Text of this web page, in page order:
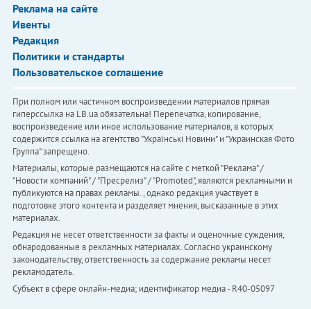
Реклама на сайте
Ивенты
Редакция
Политики и стандарты
Пользовательское соглашение
При полном или частичном воспроизведении материалов прямая
гиперссылка на LB.ua обязательна! Перепечатка, копирование,
воспроизведение или иное использование материалов, в которых
содержится ссылка на агентство "Українськi Новини" и "Украинская Фото
Группа" запрещено.
Материалы, которые размещаются на сайте с меткой "Реклама" /
"Новости компаний" / "Пресрелиз" / "Promoted", являются рекламными и
публикуются на правах рекламы. , однако редакция участвует в
подготовке этого контента и разделяет мнения, высказанные в этих
материалах.
Редакция не несет ответственности за факты и оценочные суждения,
обнародованные в рекламных материалах. Согласно украинскому
законодательству, ответственность за содержание рекламы несет
рекламодатель.
Субъект в сфере онлайн-медиа; идентификатор медиа - R40-05097